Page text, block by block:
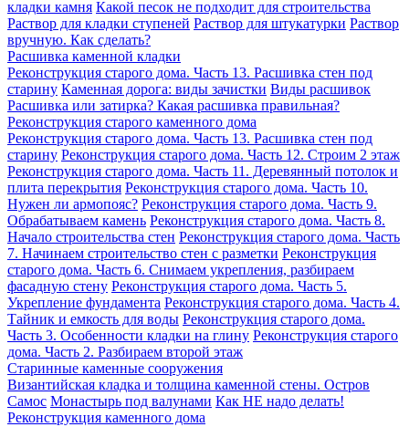
кладки камня Какой песок не подходит для строительства
Раствор для кладки ступеней Раствор для штукатурки Раствор
вручную. Как сделать?
Расшивка каменной кладки
Реконструкция старого дома. Часть 13. Расшивка стен под
старину Каменная дорога: виды зачистки Виды расшивок
Расшивка или затирка? Какая расшивка правильная?
Реконструкция старого каменного дома
Реконструкция старого дома. Часть 13. Расшивка стен под
старину Реконструкция старого дома. Часть 12. Строим 2 этаж
Реконструкция старого дома. Часть 11. Деревянный потолок и
плита перекрытия Реконструкция старого дома. Часть 10.
Нужен ли армопояс? Реконструкция старого дома. Часть 9.
Обрабатываем камень Реконструкция старого дома. Часть 8.
Начало строительства стен Реконструкция старого дома. Часть
7. Начинаем строительство стен с разметки Реконструкция
старого дома. Часть 6. Снимаем укрепления, разбираем
фасадную стену Реконструкция старого дома. Часть 5.
Укрепление фундамента Реконструкция старого дома. Часть 4.
Тайник и емкость для воды Реконструкция старого дома.
Часть 3. Особенности кладки на глину Реконструкция старого
дома. Часть 2. Разбираем второй этаж
Старинные каменные сооружения
Византийская кладка и толщина каменной стены. Остров
Самос Монастырь под валунами Как НЕ надо делать!
Реконструкция каменного дома